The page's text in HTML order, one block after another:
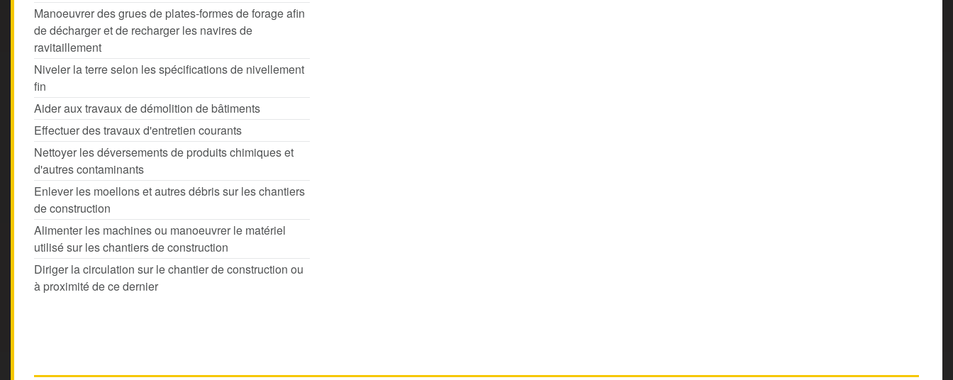
Manoeuvrer des grues de plates-formes de forage afin
de décharger et de recharger les navires de
ravitaillement
Niveler la terre selon les spécifications de nivellement
fin
Aider aux travaux de démolition de bâtiments
Effectuer des travaux d'entretien courants
Nettoyer les déversements de produits chimiques et
d'autres contaminants
Enlever les moellons et autres débris sur les chantiers
de construction
Alimenter les machines ou manoeuvrer le matériel
utilisé sur les chantiers de construction
Diriger la circulation sur le chantier de construction ou
à proximité de ce dernier